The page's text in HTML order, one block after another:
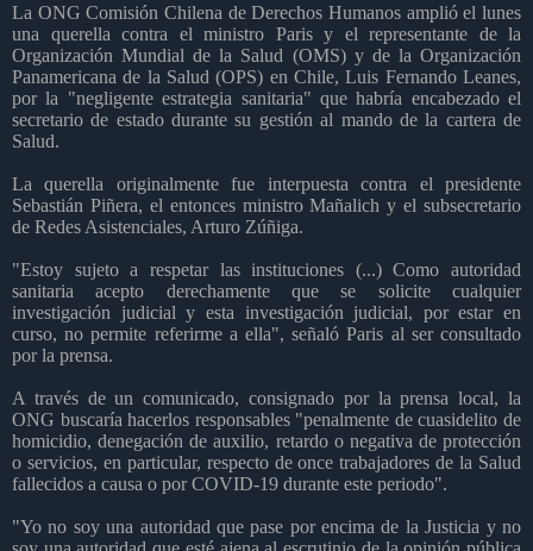
La ONG Comisión Chilena de Derechos Humanos amplió el lunes
una querella contra el ministro Paris y el representante de la
Organización Mundial de la Salud (OMS) y de la Organización
Panamericana de la Salud (OPS) en Chile, Luis Fernando Leanes,
por la "negligente estrategia sanitaria" que habría encabezado el
secretario de estado durante su gestión al mando de la cartera de
Salud.
La querella originalmente fue interpuesta contra el presidente
Sebastián Piñera, el entonces ministro Mañalich y el subsecretario
de Redes Asistenciales, Arturo Zúñiga.
"Estoy sujeto a respetar las instituciones (...) Como autoridad
sanitaria acepto derechamente que se solicite cualquier
investigación judicial y esta investigación judicial, por estar en
curso, no permite referirme a ella", señaló Paris al ser consultado
por la prensa.
A través de un comunicado, consignado por la prensa local, la
ONG buscaría hacerlos responsables "penalmente de cuasidelito de
homicidio, denegación de auxilio, retardo o negativa de protección
o servicios, en particular, respecto de once trabajadores de la Salud
fallecidos a causa o por COVID-19 durante este periodo".
"Yo no soy una autoridad que pase por encima de la Justicia y no